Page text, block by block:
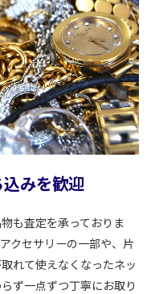
みを歓迎
も査定を承っておりま
クセサリーの一部や、片
れて使えなくなったネッ
ず一点ずつ丁寧にお取り